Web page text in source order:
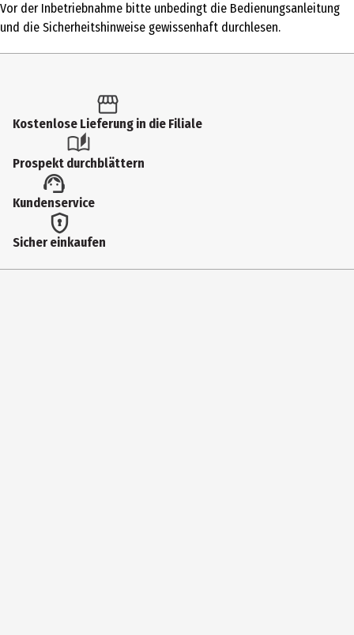
Produkttyp
Farbe
13 cm
Materialdetails
Vor der Inbetriebnahme bitte unbedingt die Bedienungsanleitung
und die Sicherheitshinweise gewissenhaft durchlesen.
Kostenlose Lieferung in die Filiale
Prospekt durchblättern
Kundenservice
Sicher einkaufen